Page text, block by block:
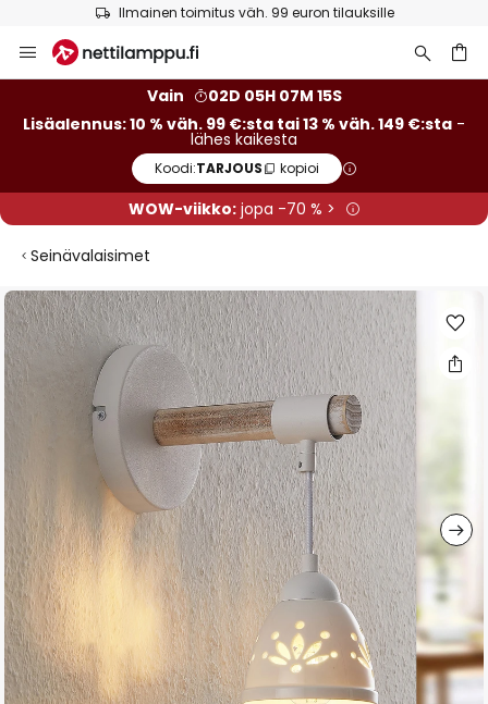
Ilmainen toimitus väh. 99 euron tilauksille
to
Vain
02D 05H 07M 15S
Lisäalennus: 10 % väh. 99 €:sta tai 13 % väh. 149 €:sta -
lähes kaikesta
Koodi:TARJOUS kopioi
WOW-viikko:jopa -70 % >
Seinävalaisimet
Skip
to
the
end
gallery